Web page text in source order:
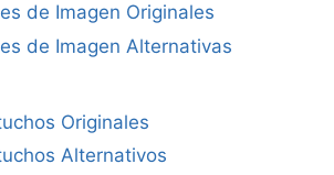
de Imagen Originales
de Imagen Alternativas
Originales
Alternativos